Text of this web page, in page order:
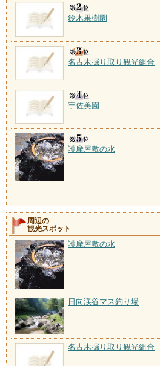
鈴木果樹園
名古木掘り取り観光組合
宇佐美園
護摩屋敷の水
周辺の
観光スポット
護摩屋敷の水
日向渓谷マス釣り場
名古木掘り取り観光組合